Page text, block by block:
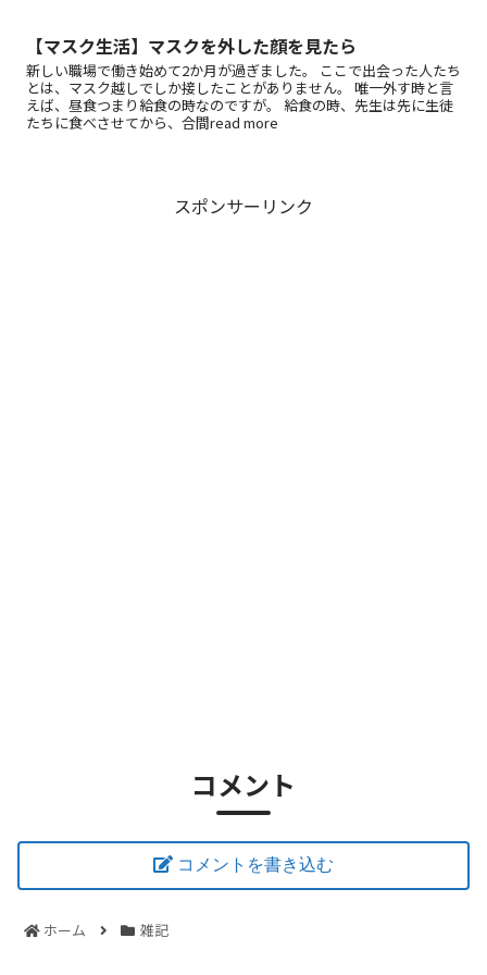
【マスク生活】マスクを外した顔を見たら
新しい職場で働き始めて2か月が過ぎました。 ここで出会った人たち
とは、マスク越しでしか接したことがありません。 唯一外す時と言
えば、昼食つまり給食の時なのですが。 給食の時、先生は先に生徒
たちに食べさせてから、合間read more
スポンサーリンク
コメント
コメントを書き込む
ホーム 雑記